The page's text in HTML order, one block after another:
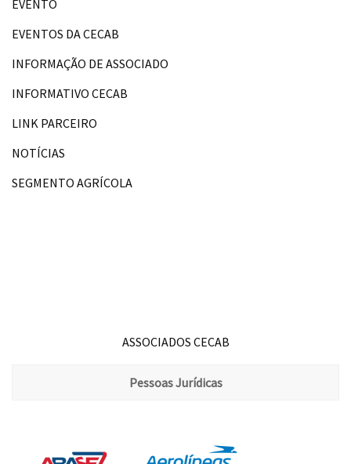
EVENTO
EVENTOS DA CECAB
INFORMAÇÃO DE ASSOCIADO
INFORMATIVO CECAB
LINK PARCEIRO
NOTÍCIAS
SEGMENTO AGRÍCOLA
ASSOCIADOS CECAB
Pessoas Jurídicas